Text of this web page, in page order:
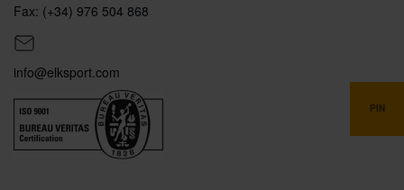
Fax: (+34) 976 504 868
info@elksport.com
PIN